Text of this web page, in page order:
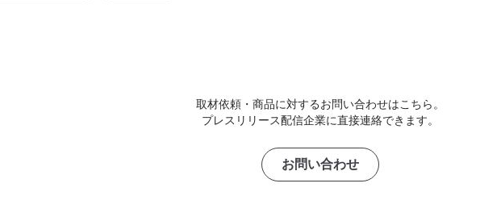
取材依頼・商品に対するお問い合わせはこちら。
プレスリリース配信企業に直接連絡できます。
お問い合わせ